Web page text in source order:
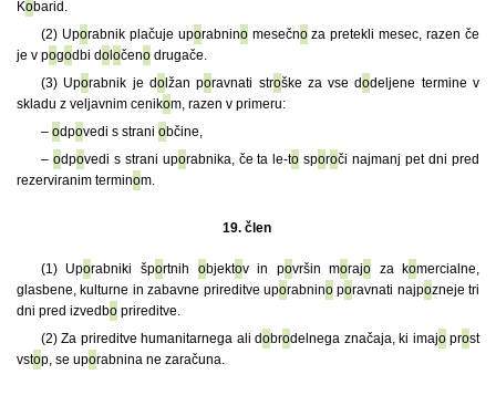
Kobarid.
(2) Uporabnik plačuje uporabninomesečnoza pretekli mesec, razen če
je v pogodbi do očeno drugače.
(3) Uporabnik je dolžan poravnati stroške za vse dodeljene termine v
skladu z veljavnim cenikom, razen v primeru:
– odpovedi s strani občine,
– odpovedi s strani uporabnika, če ta le-to sporoči najmanj pet dni pred
rezerviranim terminom.
19. člen
(1) Uporabniki športnih objektov in površin morajo za komercialne,
glasbene, kulturne in zabavne prireditve uporabninoporavnati najpozneje tri
dni pred izvedbo prireditve.
(2) Za prireditve humanitarnega ali dobrodelnega značaja, ki imajoprost
vstop, se uporabnina ne zaračuna.